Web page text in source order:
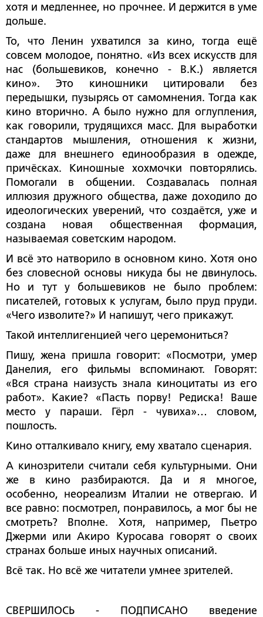
хотя и медленнее, но прочнее. И держится в уме
дольше.
То, что Ленин ухватился за кино, тогда ещё
совсем молодое, понятно. «Из всех искусств для
нас (большевиков, конечно - В.К.) является
кино». Это киношники цитировали без
передышки, пузырясь от самомнения. Тогда как
кино вторично. А было нужно для оглупления,
как говорили, трудящихся масс. Для выработки
стандартов мышления, отношения к жизни,
даже для внешнего единообразия в одежде,
причёсках. Киношные хохмочки повторялись.
Помогали в общении. Создавалась полная
иллюзия дружного общества, даже доходило до
идеологических уверений, что создаётся, уже и
создана новая общественная формация,
называемая советским народом.
И всё это натворило в основном кино. Хотя оно
без словесной основы никуда бы не двинулось.
Но и тут у большевиков не было проблем:
писателей, готовых к услугам, было пруд пруди.
«Чего изволите?» И напишут, чего прикажут.
Такой интеллигенцией чего церемониться?
Пишу, жена пришла говорит: «Посмотри, умер
Данелия, его фильмы вспоминают. Говорят:
«Вся страна наизусть знала киноцитаты из его
работ». Какие? «Пасть порву! Редиска! Ваше
место у параши. Гёрл - чувиха»… словом,
пошлость.
Кино отталкивало книгу, ему хватало сценария.
А кинозрители считали себя культурными. Они
же в кино разбираются. Да и я многое,
особенно, неореализм Италии не отвергаю. И
все равно: посмотрел, понравилось, а мог бы не
смотреть? Вполне. Хотя, например, Пьетро
Джерми или Акиро Куросава говорят о своих
странах больше иных научных описаний.
Всё так. Но всё же читатели умнее зрителей.
СВЕРШИЛОСЬ - ПОДПИСАНО введение